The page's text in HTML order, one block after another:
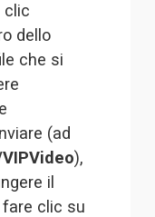
clic
dello
che si
(ad
),
il